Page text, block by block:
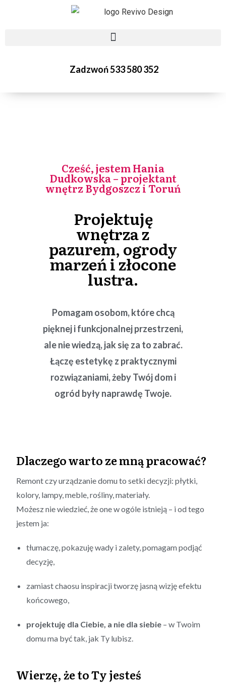
Zadzwoń 533 580 352
Cześć, jestem Hania
Dudkowska – projektant
wnętrz Bydgoszcz i Toruń
Projektuję
wnętrza z
pazurem, ogrody
marzeń i złocone
lustra.
Pomagam osobom, które chcą
pięknej i funkcjonalnej przestrzeni,
ale nie wiedzą, jak się za to zabrać.
Łączę estetykę z praktycznymi
rozwiązaniami, żeby Twój dom i
ogród były naprawdę Twoje.
Dlaczego warto ze mną pracować?
Remont czy urządzanie domu to setki decyzji: płytki,
kolory, lampy, meble, rośliny, materiały.
Możesz nie wiedzieć, że one w ogóle istnieją – i od tego
jestem ja:
tłumaczę, pokazuję wady i zalety, pomagam podjąć
decyzję,
zamiast chaosu inspiracji tworzę jasną wizję efektu
końcowego,
projektuję dla Ciebie, a nie dla siebie – w Twoim
domu ma być tak, jak Ty lubisz.
Wierzę, że to Ty jesteś